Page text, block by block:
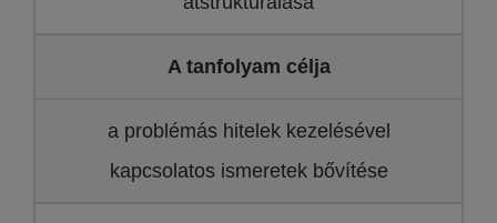
A tanfolyam célja
a problémás hitelek kezelésével
kapcsolatos ismeretek bővítése